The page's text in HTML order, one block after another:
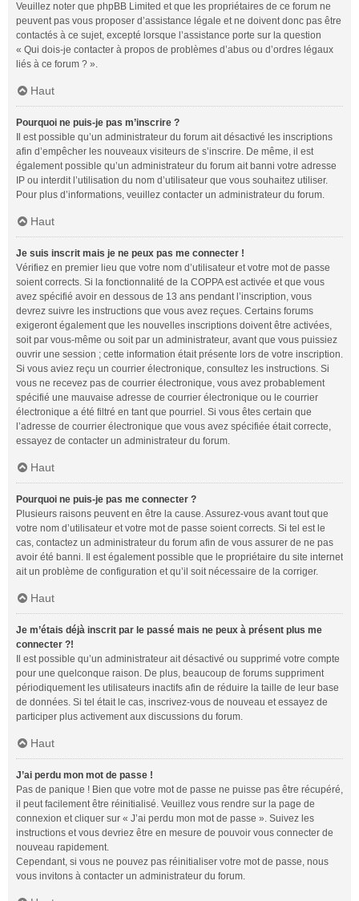
Veuillez noter que phpBB Limited et que les propriétaires de ce forum ne
peuvent pas vous proposer d’assistance légale et ne doivent donc pas être
contactés à ce sujet, excepté lorsque l’assistance porte sur la question
« Qui dois-je contacter à propos de problèmes d’abus ou d’ordres légaux
liés à ce forum ? ».
Haut
Pourquoi ne puis-je pas m’inscrire ?
Il est possible qu’un administrateur du forum ait désactivé les inscriptions
afin d’empêcher les nouveaux visiteurs de s’inscrire. De même, il est
également possible qu’un administrateur du forum ait banni votre adresse
IP ou interdit l’utilisation du nom d’utilisateur que vous souhaitez utiliser.
Pour plus d’informations, veuillez contacter un administrateur du forum.
Haut
Je suis inscrit mais je ne peux pas me connecter !
Vérifiez en premier lieu que votre nom d’utilisateur et votre mot de passe
soient corrects. Si la fonctionnalité de la COPPA est activée et que vous
avez spécifié avoir en dessous de 13 ans pendant l’inscription, vous
devrez suivre les instructions que vous avez reçues. Certains forums
exigeront également que les nouvelles inscriptions doivent être activées,
soit par vous-même ou soit par un administrateur, avant que vous puissiez
ouvrir une session ; cette information était présente lors de votre inscription.
Si vous aviez reçu un courrier électronique, consultez les instructions. Si
vous ne recevez pas de courrier électronique, vous avez probablement
spécifié une mauvaise adresse de courrier électronique ou le courrier
électronique a été filtré en tant que pourriel. Si vous êtes certain que
l’adresse de courrier électronique que vous avez spécifiée était correcte,
essayez de contacter un administrateur du forum.
Haut
Pourquoi ne puis-je pas me connecter ?
Plusieurs raisons peuvent en être la cause. Assurez-vous avant tout que
votre nom d’utilisateur et votre mot de passe soient corrects. Si tel est le
cas, contactez un administrateur du forum afin de vous assurer de ne pas
avoir été banni. Il est également possible que le propriétaire du site internet
ait un problème de configuration et qu’il soit nécessaire de la corriger.
Haut
Je m’étais déjà inscrit par le passé mais ne peux à présent plus me
connecter ?!
Il est possible qu’un administrateur ait désactivé ou supprimé votre compte
pour une quelconque raison. De plus, beaucoup de forums suppriment
périodiquement les utilisateurs inactifs afin de réduire la taille de leur base
de données. Si tel était le cas, inscrivez-vous de nouveau et essayez de
participer plus activement aux discussions du forum.
Haut
J’ai perdu mon mot de passe !
Pas de panique ! Bien que votre mot de passe ne puisse pas être récupéré,
il peut facilement être réinitialisé. Veuillez vous rendre sur la page de
connexion et cliquer sur « J’ai perdu mon mot de passe ». Suivez les
instructions et vous devriez être en mesure de pouvoir vous connecter de
nouveau rapidement.
Cependant, si vous ne pouvez pas réinitialiser votre mot de passe, nous
vous invitons à contacter un administrateur du forum.